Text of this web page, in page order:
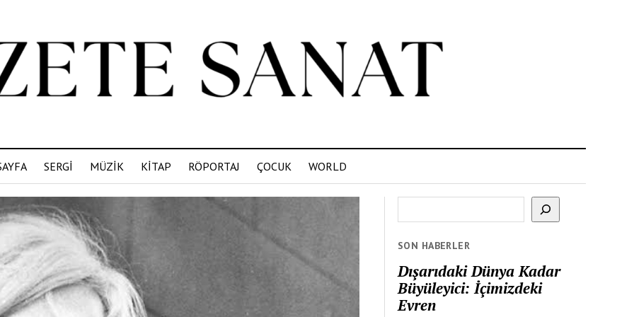
SERGİ MÜZİK KİTAP RÖPORTAJ ÇOCUK WORLD
SON HABERLER
Dışarıdaki Dünya Kadar
Büyüleyici: İçimizdeki
Evren